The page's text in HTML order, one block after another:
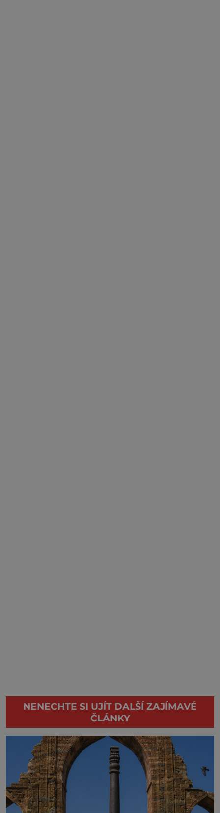
NENECHTE SI UJÍT DALŠÍ ZAJÍMAVÉ
ČLÁNKY